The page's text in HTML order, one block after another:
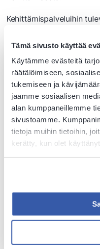
Tämä sivusto käyttää
Käytämme evästeitä
räätälöimiseen,
tukemiseen ja
jaamme sosiaalisen
alan kumppaneillemme
sivustoamme.
tietoja muihin tietoihin,
kerätty, kun olet
Kehittämispalveluihin
osaamisen
– Tulevaisuuden
vahvempia taitoja muun
vastuullisuudessa, ja
on tärkeää myös
Muutoksilla tavoitellaan
rakenteisiin.
osaamisohjelmiksi ja
työntekijöiden
Vinkkaa kaverille
Jaa